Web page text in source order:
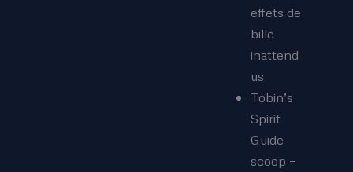
effets de
bille
inattend
us
Tobin’s
Spirit
Guide
scoop —